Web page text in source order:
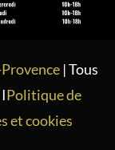
| Tous
IPolitique de
et cookies